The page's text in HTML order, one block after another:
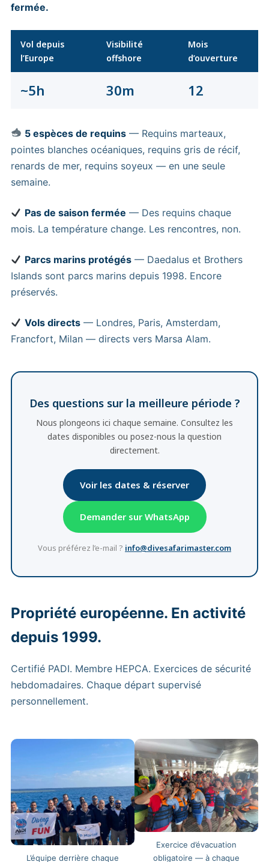
fermée.
Vol depuis
l’Europe
Visibilité
offshore
Mois
d’ouverture
~5h 30m 12
5 espèces de requins — Requins marteaux,
pointes blanches océaniques, requins gris de récif,
renards de mer, requins soyeux — en une seule
semaine.
Pas de saison fermée — Des requins chaque
mois. La température change. Les rencontres, non.
Parcs marins protégés — Daedalus et Brothers
Islands sont parcs marins depuis 1998. Encore
préservés.
Vols directs — Londres, Paris, Amsterdam,
Francfort, Milan — directs vers Marsa Alam.
Des questions sur la meilleure période ?
Nous plongeons ici chaque semaine. Consultez les
dates disponibles ou posez-nous la question
directement.
Voir les dates & réserver
Demander sur WhatsApp
Vous préférez l’e-mail ? info@divesafarimaster.com
Propriété européenne. En activité
depuis 1999.
Certifié PADI. Membre HEPCA. Exercices de sécurité
hebdomadaires. Chaque départ supervisé
personnellement.
L’équipe derrière chaque
Exercice d’évacuation
obligatoire — à chaque